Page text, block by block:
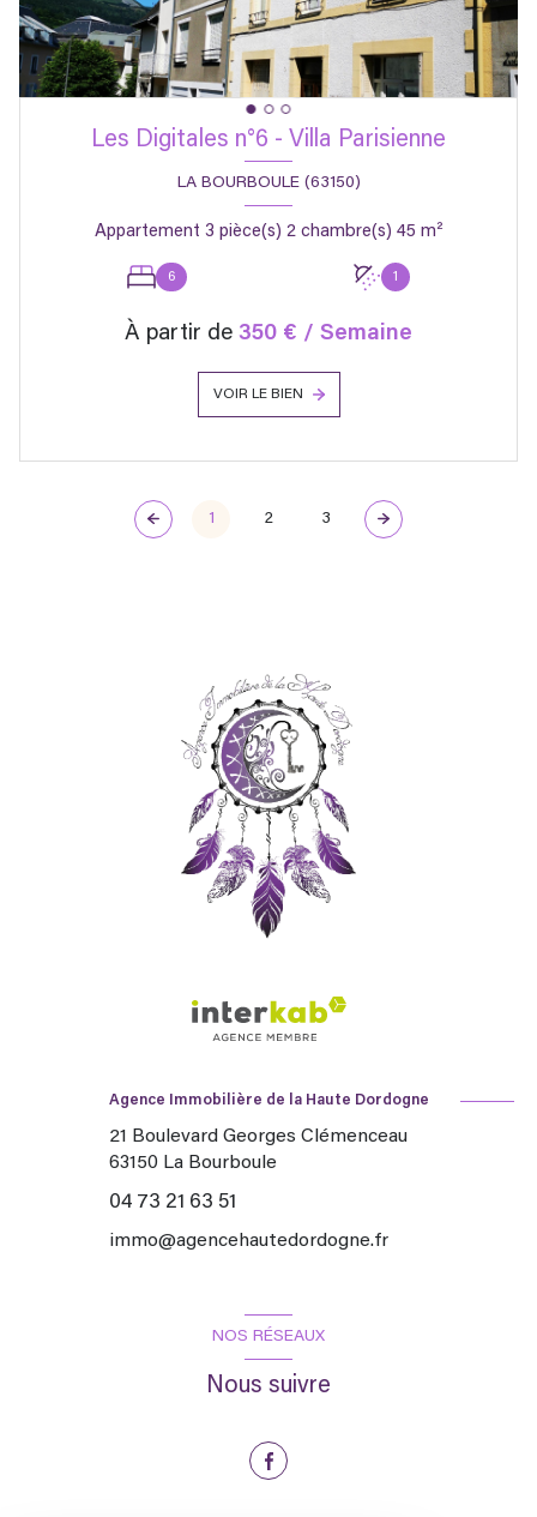
Les Digitales n°6 - Villa Parisienne
LA BOURBOULE (63150)
Appartement 3 pièce(s) 2 chambre(s) 45 m²
6 1
À partir de 350 € / Semaine
VOIR LE BIEN
1 2 3
Agence Immobilière de la Haute Dordogne
21 Boulevard Georges Clémenceau
63150 La Bourboule
04 73 21 63 51
immo@agencehautedordogne.fr
NOS RÉSEAUX
Nous suivre